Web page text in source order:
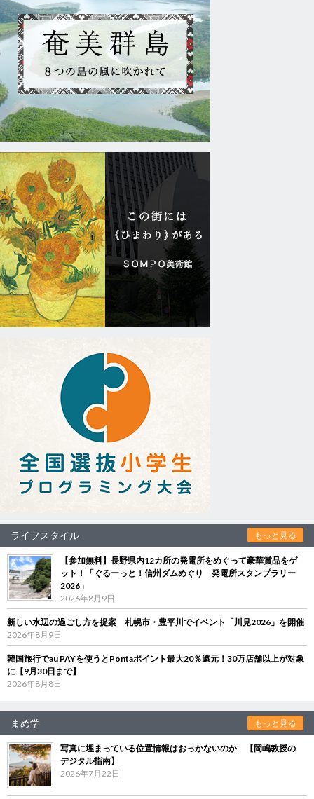
ライフスタイル もっと見る
【参加無料】長野県内12カ所の発電所をめぐって豪華賞品をゲ
ット！「ぐるーっと！信州ダムめぐり 発電所スタンプラリー
2026」
2026年8月9日
新しい水辺の過ごし方を提案 札幌市・豊平川でイベント「川見2026」を開催
2026年8月9日
韓国旅行でau PAYを使うとPontaポイント最大20％還元！30万店舗以上が対象
に【9月30日まで】
2026年8月8日
まめ学 もっと見る
写真に埋まっている位置情報はおっかないのか 【岡嶋教授の
デジタル指南】
2026年7月22日